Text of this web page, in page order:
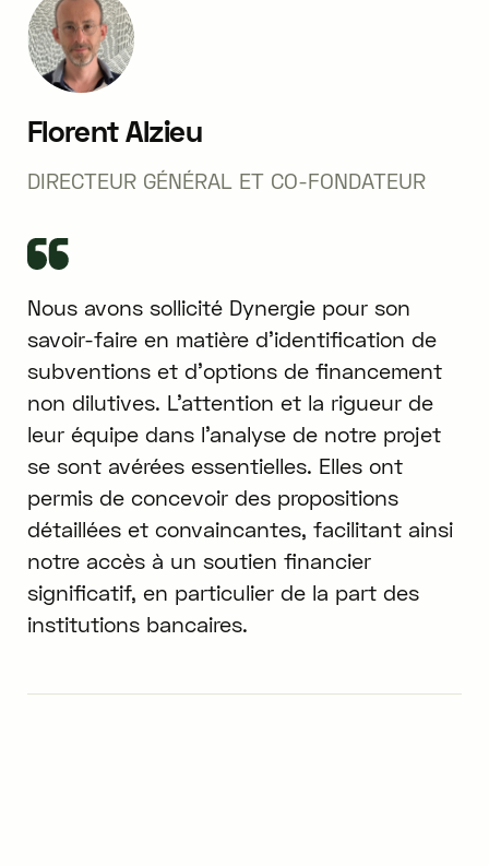
Florent Alzieu
DIRECTEUR GÉNÉRAL ET CO-FONDATEUR
Nous avons sollicité Dynergie pour son
savoir-faire en matière d'identification de
subventions et d'options de financement
non dilutives. L'attention et la rigueur de
leur équipe dans l'analyse de notre projet
se sont avérées essentielles. Elles ont
permis de concevoir des propositions
détaillées et convaincantes, facilitant ainsi
notre accès à un soutien financier
significatif, en particulier de la part des
institutions bancaires.